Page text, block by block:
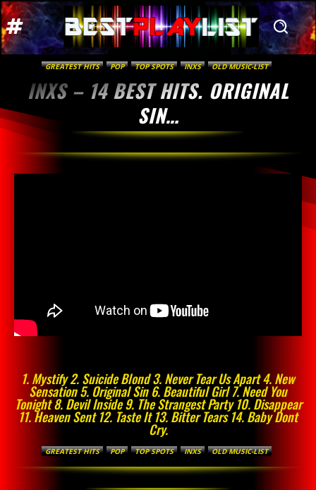
GREATEST HITS POP TOP SPOTS INXS OLD MUSIC-LIST
INXS – 14 BEST HITS. ORIGINAL
SIN…
1. Mystify 2. Suicide Blond 3. Never Tear Us Apart 4. New
Sensation 5. Original Sin 6. Beautiful Girl 7. Need You
Tonight 8. Devil Inside 9. The Strangest Party 10. Disappear
11. Heaven Sent 12. Taste It 13. Bitter Tears 14. Baby Dont
Cry.
GREATEST HITS POP TOP SPOTS INXS OLD MUSIC-LIST